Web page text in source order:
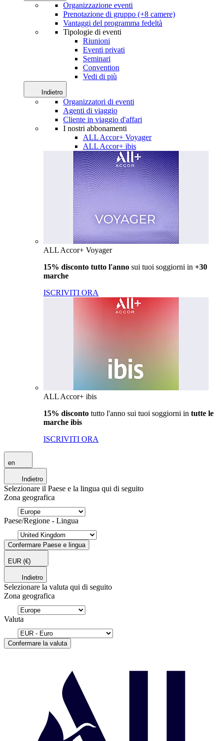
Organizzazione eventi
Prenotazione di gruppo (+8 camere)
Vantaggi del programma fedeltà
Tipologie di eventi
Riunioni
Eventi privati
Seminari
Convention
Vedi di più
Indietro
Organizzatori di eventi
Agenti di viaggio
Cliente in viaggio d'affari
I nostri abbonamenti
ALL Accor+ Voyager
ALL Accor+ ibis
ALL Accor+ Voyager
15% disconto tutto l'anno sui tuoi soggiorni in +30
marche
ISCRIVITI ORA
ALL Accor+ ibis
15% disconto tutto l'anno sui tuoi soggiorni in tutte le
marche ibis
ISCRIVITI ORA
en
Indietro
Selezionare il Paese e la lingua qui di seguito
Zona geografica
Paese/Regione - Lingua
Confermare Paese e lingua
EUR (€)
Indietro
Selezionare la valuta qui di seguito
Zona geografica
Valuta
Confermare la valuta